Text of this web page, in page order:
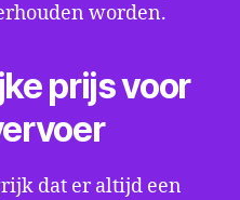
worden.
prijs voor
dat er altijd een